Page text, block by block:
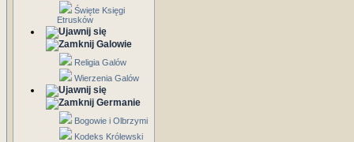
Święte Księgi
Etrusków
Galowie
Religia Galów
Wierzenia Galów
Germanie
Bogowie i Olbrzymi
Kodeks Królewski